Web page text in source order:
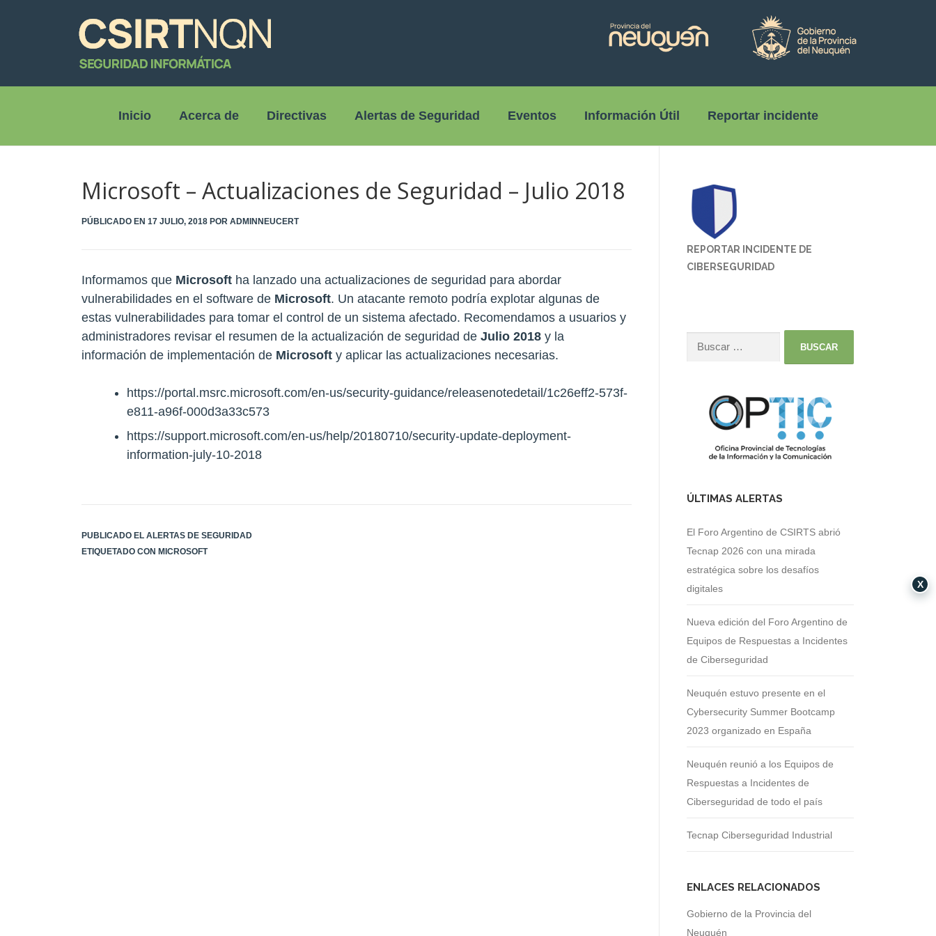
Inicio Acerca de Directivas Alertas de Seguridad Eventos Información Útil Reportar incidente
Microsoft – Actualizaciones de Seguridad – Julio 2018
PÚBLICADO EN 17 JULIO, 2018 POR ADMINNEUCERT
Informamos que Microsoft ha lanzado una actualizaciones de seguridad para abordar
vulnerabilidades en el software de Microsoft. Un atacante remoto podría explotar algunas de
estas vulnerabilidades para tomar el control de un sistema afectado. Recomendamos a usuarios y
administradores revisar el resumen de la actualización de seguridad de Julio 2018 y la
información de implementación de Microsoft y aplicar las actualizaciones necesarias.
https://portal.msrc.microsoft.com/en-us/security-guidance/releasenotedetail/1c26eff2-573f-
e811-a96f-000d3a33c573
https://support.microsoft.com/en-us/help/20180710/security-update-deployment-
information-july-10-2018
PUBLICADO EL ALERTAS DE SEGURIDAD
ETIQUETADO CON MICROSOFT
REPORTAR INCIDENTE DE
CIBERSEGURIDAD
ÚLTIMAS ALERTAS
El Foro Argentino de CSIRTS abrió
Tecnap 2026 con una mirada
estratégica sobre los desafíos
digitales
Nueva edición del Foro Argentino de
Equipos de Respuestas a Incidentes
de Ciberseguridad
Neuquén estuvo presente en el
Cybersecurity Summer Bootcamp
2023 organizado en España
Neuquén reunió a los Equipos de
Respuestas a Incidentes de
Ciberseguridad de todo el país
Tecnap Ciberseguridad Industrial
ENLACES RELACIONADOS
Gobierno de la Provincia del
Neuquén
X